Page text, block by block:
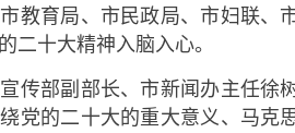
教育局、市民政局、市妇联、
二十大精神入脑入心。
传部副部长、市新闻办主任徐
党的二十大的重大意义、马克